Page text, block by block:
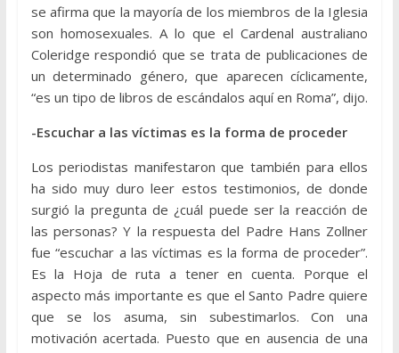
se afirma que la mayoría de los miembros de la Iglesia
son homosexuales. A lo que el Cardenal australiano
Coleridge respondió que se trata de publicaciones de
un determinado género, que aparecen cíclicamente,
“es un tipo de libros de escándalos aquí en Roma”, dijo.
-Escuchar a las víctimas es la forma de proceder
Los periodistas manifestaron que también para ellos
ha sido muy duro leer estos testimonios, de donde
surgió la pregunta de ¿cuál puede ser la reacción de
las personas? Y la respuesta del Padre Hans Zollner
fue “escuchar a las víctimas es la forma de proceder”.
Es la Hoja de ruta a tener en cuenta. Porque el
aspecto más importante es que el Santo Padre quiere
que se los asuma, sin subestimarlos. Con una
motivación acertada. Puesto que en ausencia de una